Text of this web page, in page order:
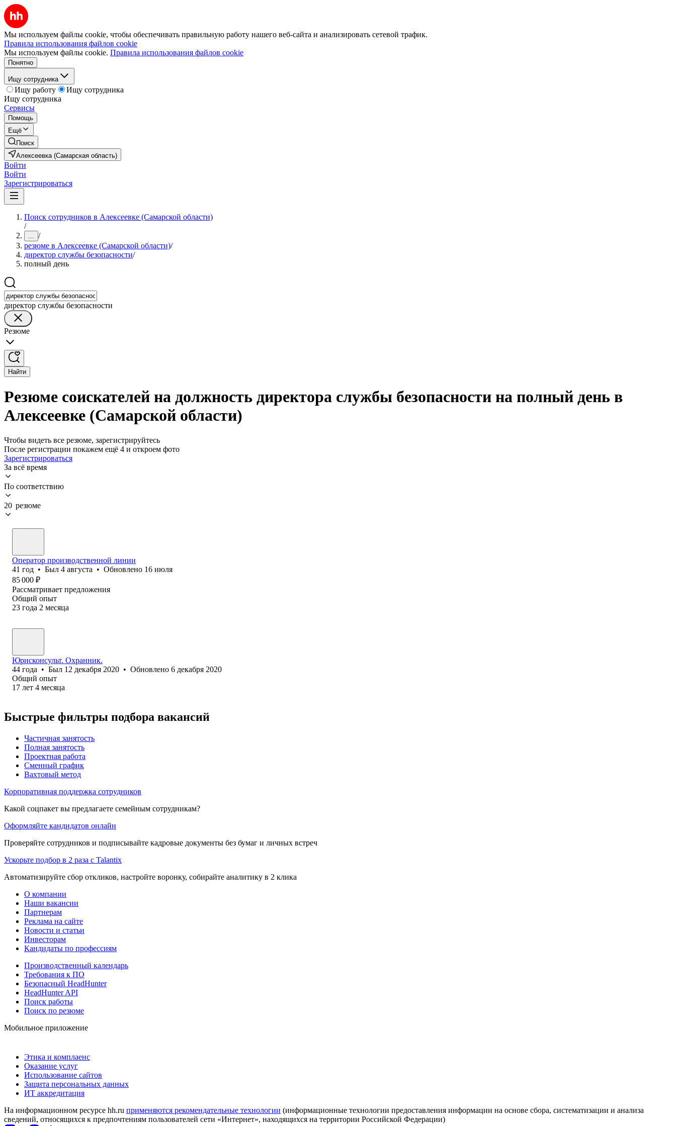
Мы используем файлы cookie, чтобы обеспечивать правильную работу нашего веб-сайта и анализировать сетевой трафик.
Правила использования файлов cookie
Мы используем файлы cookie. Правила использования файлов cookie
Понятно
Ищу сотрудника
Ищу работу
Ищу сотрудника
Ищу сотрудника
Сервисы
Помощь
Ещё
Поиск
Алексеевка (Самарская область)
Войти
Войти
Зарегистрироваться
Поиск сотрудников в Алексеевке (Самарской области)
/
... /
резюме в Алексеевке (Самарской области)/
директор службы безопасности/
полный день
директор службы безопасности
Резюме
Найти
Резюме соискателей на должность директора службы безопасности на полный день в
Алексеевке (Самарской области)
Чтобы видеть все резюме, зарегистрируйтесь
После регистрации покажем ещё 4 и откроем фото
Зарегистрироваться
За всё время
По соответствию
20 резюме
Оператор производственной линии
41 год • Был 4 августа • Обновлено 16 июля
85 000 ₽
Рассматривает предложения
Общий опыт
23 года 2 месяца
Юрисконсульт. Охранник.
44 года • Был 12 декабря 2020 • Обновлено 6 декабря 2020
Общий опыт
17 лет 4 месяца
Быстрые фильтры подбора вакансий
Частичная занятость
Полная занятость
Проектная работа
Сменный график
Вахтовый метод
Корпоративная поддержка сотрудников
Какой соцпакет вы предлагаете семейным сотрудникам?
Оформляйте кандидатов онлайн
Проверяйте сотрудников и подписывайте кадровые документы без бумаг и личных встреч
Ускорьте подбор в 2 раза с Talantix
Автоматизируйте сбор откликов, настройте воронку, собирайте аналитику в 2 клика
О компании
Наши вакансии
Партнерам
Реклама на сайте
Новости и статьи
Инвесторам
Кандидаты по профессиям
Производственный календарь
Требования к ПО
Безопасный HeadHunter
HeadHunter API
Поиск работы
Поиск по резюме
Мобильное приложение
Этика и комплаенс
Оказание услуг
Использование сайтов
Защита персональных данных
ИТ аккредитация
На информационном ресурсе hh.ru применяются рекомендательные технологии (информационные технологии предоставления информации на основе сбора, систематизации и анализа
сведений, относящихся к предпочтениям пользователей сети «Интернет», находящихся на территории Российской Федерации)